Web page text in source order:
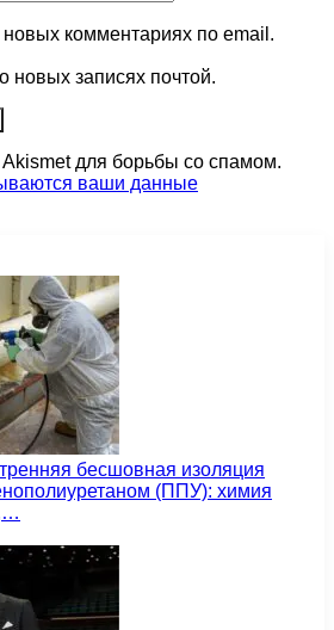
комментариях по email.
новых записях почтой.
Akismet для борьбы со спамом.
ваши данные
бесшовная изоляция
(ППУ): химия